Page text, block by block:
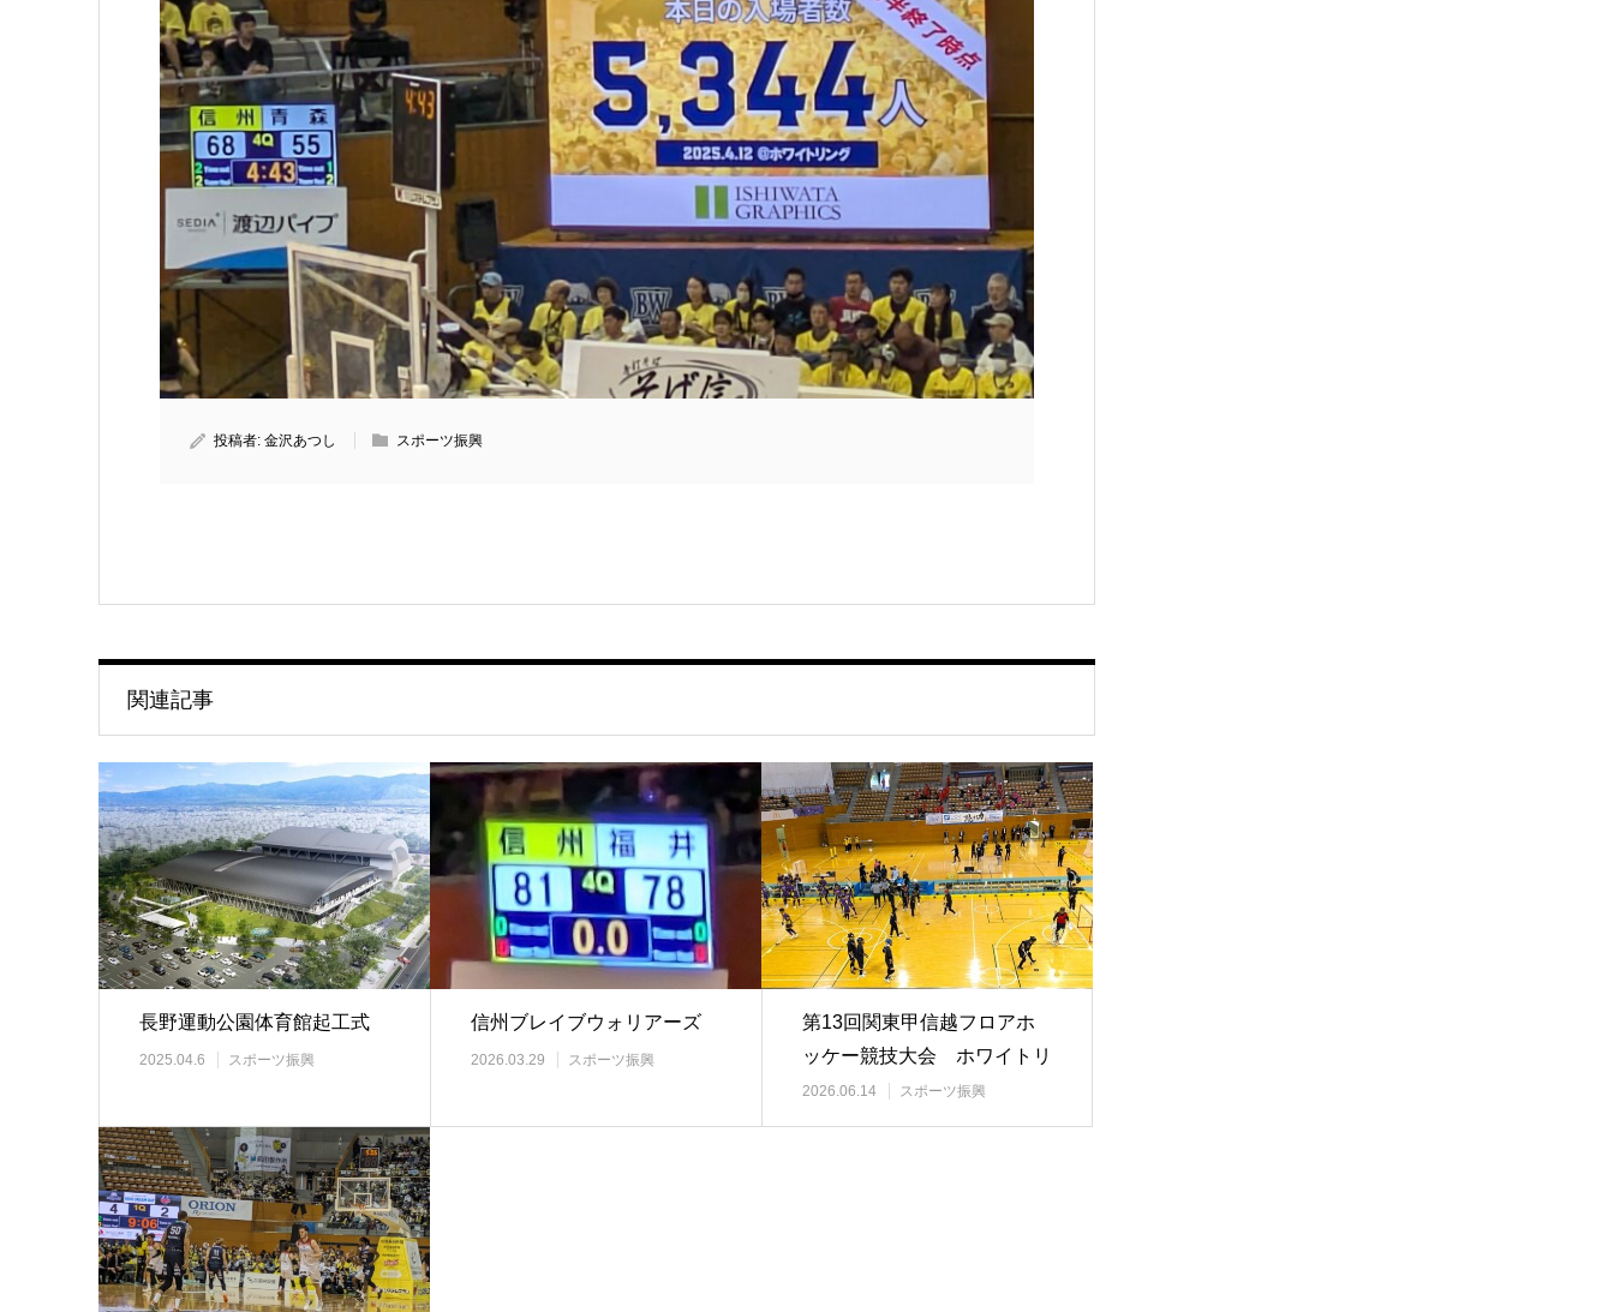
投稿者: 金沢あつし スポーツ振興
関連記事
長野運動公園体育館起工式
2025.04.6 スポーツ振興
信州ブレイブウォリアーズ
2026.03.29 スポーツ振興
第13回関東甲信越フロアホ
ッケー競技大会 ホワイトリ
ンクにて
2026.06.14 スポーツ振興